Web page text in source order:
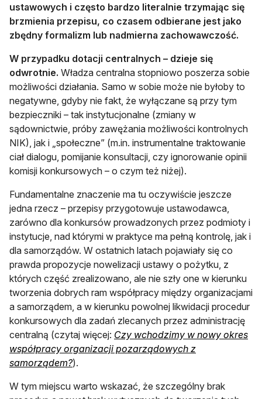
ustawowych i często bardzo literalnie trzymając się
brzmienia przepisu, co czasem odbierane jest jako
zbędny formalizm lub nadmierna zachowawczość.
W przypadku dotacji centralnych – dzieje się
odwrotnie. Władza centralna stopniowo poszerza sobie
możliwości działania. Samo w sobie może nie byłoby to
negatywne, gdyby nie fakt, że wyłączane są przy tym
bezpieczniki – tak instytucjonalne (zmiany w
sądownictwie, próby zawężania możliwości kontrolnych
NIK), jak i „społeczne” (m.in. instrumentalne traktowanie
ciał dialogu, pomijanie konsultacji, czy ignorowanie opinii
komisji konkursowych – o czym też niżej).
Fundamentalne znaczenie ma tu oczywiście jeszcze
jedna rzecz – przepisy przygotowuje ustawodawca,
zarówno dla konkursów prowadzonych przez podmioty i
instytucje, nad którymi w praktyce ma pełną kontrolę, jak i
dla samorządów. W ostatnich latach pojawiały się co
prawda propozycje nowelizacji ustawy o pożytku, z
których część zrealizowano, ale nie szły one w kierunku
tworzenia dobrych ram współpracy między organizacjami
a samorządem, a w kierunku powolnej likwidacji procedur
konkursowych dla zadań zlecanych przez administrację
centralną (czytaj więcej: Czy wchodzimy w nowy okres
współpracy organizacji pozarządowych z
samorządem?).
W tym miejscu warto wskazać, że szczególny brak